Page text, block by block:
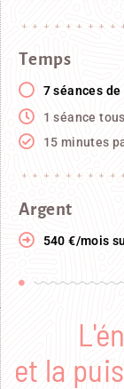
Temps
7 séances
1 séance
15 minutes
Argent
540 €/mois
et la